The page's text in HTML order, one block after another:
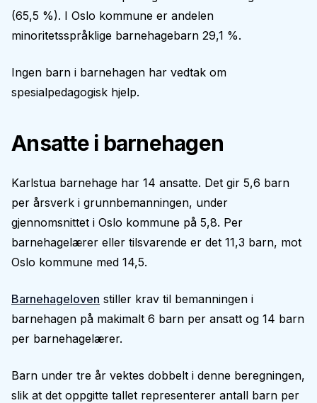
(65,5 %). I Oslo kommune er andelen
minoritetsspråklige barnehagebarn 29,1 %.
Ingen barn i barnehagen har vedtak om
spesialpedagogisk hjelp.
Ansatte i barnehagen
Karlstua barnehage har 14 ansatte. Det gir 5,6 barn
per årsverk i grunnbemanningen, under
gjennomsnittet i Oslo kommune på 5,8. Per
barnehagelærer eller tilsvarende er det 11,3 barn, mot
Oslo kommune med 14,5.
Barnehageloven stiller krav til bemanningen i
barnehagen på makimalt 6 barn per ansatt og 14 barn
per barnehagelærer.
Barn under tre år vektes dobbelt i denne beregningen,
slik at det oppgitte tallet representerer antall barn per